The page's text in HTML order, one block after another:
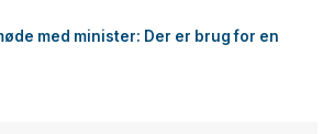
med minister: Der er brug for en